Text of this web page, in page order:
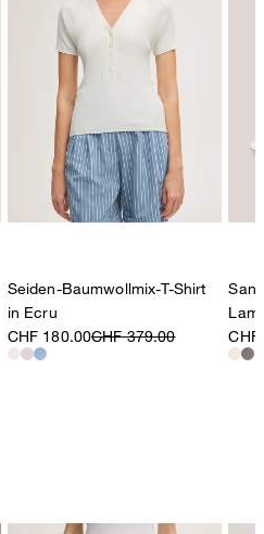
Seiden-Baumwollmix-T-Shirt
in Ecru
CHF 180.00CHF 379.00